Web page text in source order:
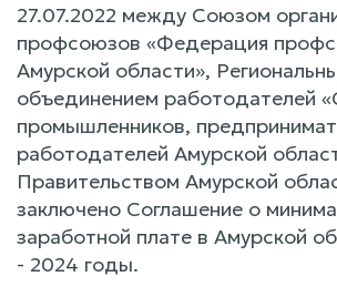
27.07.2022 между Союзом
профсоюзов «Федерация
Амурской области»,
объединением работодателей
промышленников,
работодателей Амурской
Правительством Амурской
заключено Соглашение о
заработной плате в Амурской
- 2024 годы.